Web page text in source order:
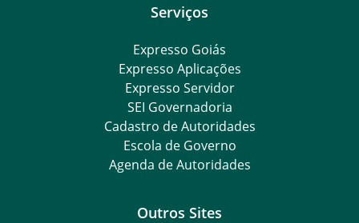
Serviços
Expresso Goiás
Expresso Aplicações
Expresso Servidor
SEI Governadoria
Cadastro de Autoridades
Escola de Governo
Agenda de Autoridades
Outros Sites